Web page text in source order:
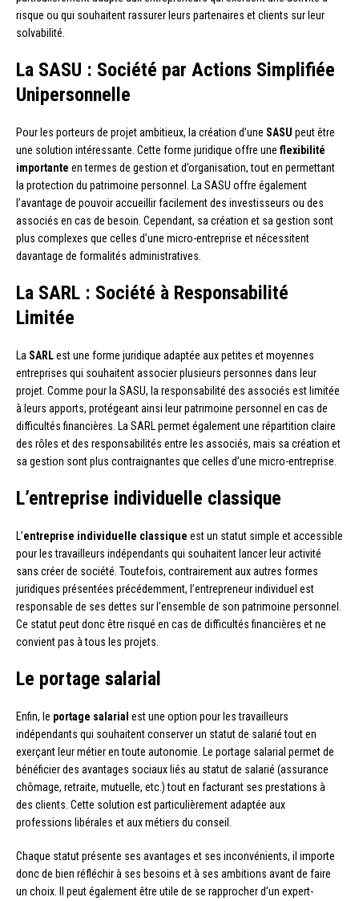
risque ou qui souhaitent rassurer leurs partenaires et clients sur leur
solvabilité.
La SASU : Société par Actions Simplifiée
Unipersonnelle
Pour les porteurs de projet ambitieux, la création d’une SASU peut être
une solution intéressante. Cette forme juridique offre une flexibilité
importante en termes de gestion et d’organisation, tout en permettant
la protection du patrimoine personnel. La SASU offre également
l’avantage de pouvoir accueillir facilement des investisseurs ou des
associés en cas de besoin. Cependant, sa création et sa gestion sont
plus complexes que celles d’une micro-entreprise et nécessitent
davantage de formalités administratives.
La SARL : Société à Responsabilité
Limitée
La SARLest une forme juridique adaptée aux petites et moyennes
entreprises qui souhaitent associer plusieurs personnes dans leur
projet. Comme pour la SASU, la responsabilité des associés est limitée
à leurs apports, protégeant ainsi leur patrimoine personnel en cas de
difficultés financières. La SARL permet également une répartition claire
des rôles et des responsabilités entre les associés, mais sa création et
sa gestion sont plus contraignantes que celles d’une micro-entreprise.
L’entreprise individuelle classique
L’entreprise individuelle classique est un statut simple et accessible
pour les travailleurs indépendants qui souhaitent lancer leur activité
sans créer de société. Toutefois, contrairement aux autres formes
juridiques présentées précédemment, l’entrepreneur individuel est
responsable de ses dettes sur l’ensemble de son patrimoine personnel.
Ce statut peut donc être risqué en cas de difficultés financières et ne
convient pas à tous les projets.
Le portage salarial
Enfin, le portage salarial est une option pour les travailleurs
indépendants qui souhaitent conserver un statut de salarié tout en
exerçant leur métier en toute autonomie. Le portage salarial permet de
bénéficier des avantages sociaux liés au statut de salarié (assurance
chômage, retraite, mutuelle, etc.) tout en facturant ses prestations à
des clients. Cette solution est particulièrement adaptée aux
professions libérales et aux métiers du conseil.
Chaque statut présente ses avantages et ses inconvénients, il importe
donc de bien réfléchir à ses besoins et à ses ambitions avant de faire
un choix. Il peut également être utile de se rapprocher d’un expert-